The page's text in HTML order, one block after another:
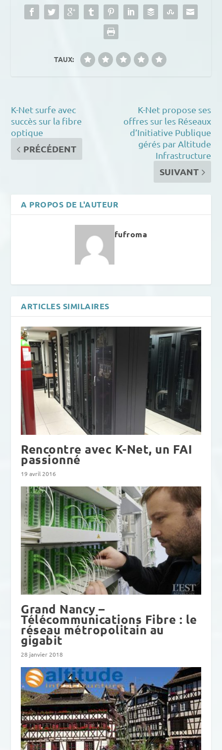
TAUX:
K-Net surfe avec
succès sur la fibre
optique
PRÉCÉDENT
K-Net propose ses
offres sur les Réseaux
d’Initiative Publique
gérés par Altitude
Infrastructure
SUIVANT
A PROPOS DE L'AUTEUR
fufroma
ARTICLES SIMILAIRES
Rencontre avec K-Net, un FAI
passionné
19 avril 2016
Grand Nancy –
Télécommunications Fibre : le
réseau métropolitain au
gigabit
28 janvier 2018